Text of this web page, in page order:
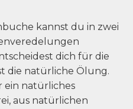
kannst du in zwei
dich für die
die natürliche Ölung.
ein natürliches
aus natürlichen